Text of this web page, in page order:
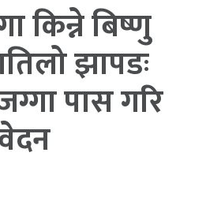
किन्ने बिष्णु
झापडः
पास गरि